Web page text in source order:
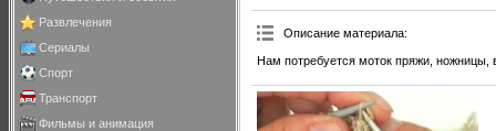
Развлечения
Сериалы
Спорт
Транспорт
Фильмы и анимация
Описание материала:
Нам потребуется моток пряжи, ножницы,